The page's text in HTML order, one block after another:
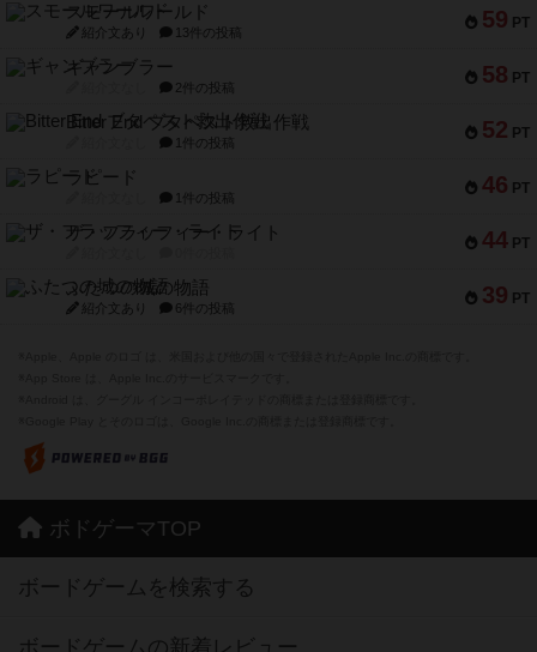
59 PT
スモールワールド
紹介文あり 13件の投稿
58 PT
ギャンブラー
2件の投稿
52 PT
Bitter End ブタペスト救出作戦
1件の投稿
46 PT
ラピード
1件の投稿
44 PT
ザ・フラッフィー・ライト
39 PT
ふたつの城の物語
紹介文あり 6件の投稿
ボドゲーマTOP
ボードゲームを検索する
ボードゲームの新着レビュー